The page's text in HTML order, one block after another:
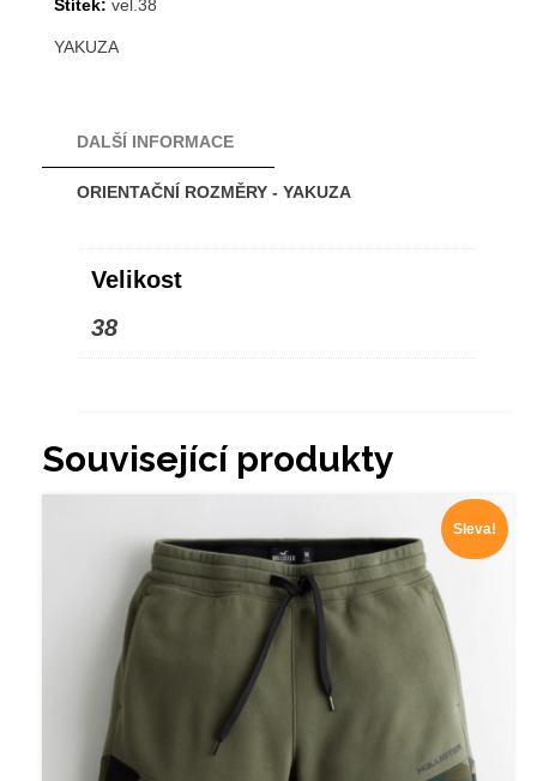
Štítek: vel.38
YAKUZA
DALŠÍ INFORMACE
ORIENTAČNÍ ROZMĚRY - YAKUZA
Velikost
38
Související produkty
Sleva!